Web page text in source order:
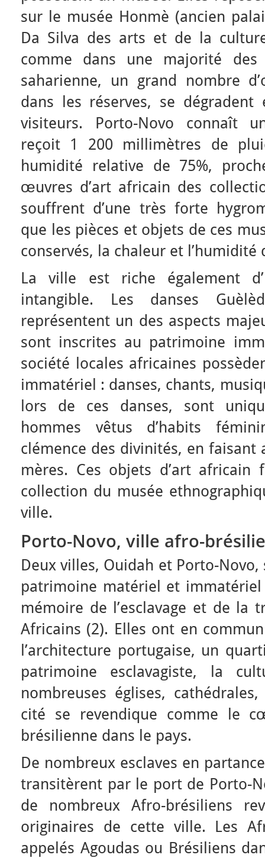
sur le musée Honmè (ancien
Da Silva des arts et de la
comme dans une majorité des
saharienne, un grand nombre
dans les réserves, se
visiteurs. Porto-Novo connaît
reçoit 1 200 millimètres de
humidité relative de 75%,
œuvres d’art africain des
souffrent d’une très forte
que les pièces et objets de ces
conservés, la chaleur et
La ville est riche également
intangible. Les danses
représentent un des aspects
sont inscrites au patrimoine
société locales africaines
immatériel : danses, chants,
lors de ces danses, sont
hommes vêtus d’habits
clémence des divinités, en
mères. Ces objets d’art africain
collection du musée
ville.
Porto-Novo, ville afro-
Deux villes, Ouidah et Porto-
patrimoine matériel et
mémoire de l’esclavage et de la
Africains (2). Elles ont en
l’architecture portugaise, un
patrimoine esclavagiste, la
nombreuses églises,
cité se revendique comme le
brésilienne dans le pays.
De nombreux esclaves en
transitèrent par le port de Porto-
de nombreux Afro-brésiliens
originaires de cette ville. Les
appelés Agoudas ou Brésiliens